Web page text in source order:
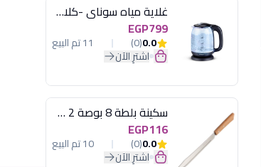
غلاية مياه سوناي -كلاسيك 2200 وات، 1.7 لتر زجاج اضائة ليد - MAR-3752
EGP799
0.0
(0) 11 تم البيع
اشترِ الآن
سكينة بلطة 8 بوصة 2 مسمار
EGP116
0.0
(0) 10 تم البيع
اشترِ الآن